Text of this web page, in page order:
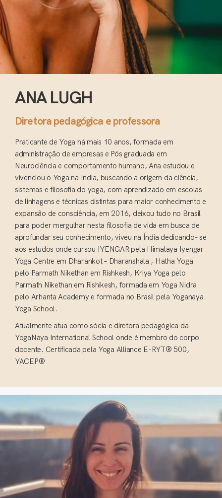
ANA LUGH
Diretora pedagógica e professora
Praticante de Yoga há mais 10 anos, formada em
administração de empresas e Pós graduada em
Neurociência e comportamento humano, Ana estudou e
vivenciou o Yoga na India, buscando a origem da ciência,
sistemas e filosofia do yoga, com aprendizado em escolas
de linhagens e técnicas distintas para maior conhecimento e
expansão de consciência, em 2016, deixou tudo no Brasil
para poder mergulhar nesta filosofia de vida em busca de
aprofundar seu conhecimento, viveu na Índia dedicando- se
aos estudos onde cursou IYENGAR pela Himalaya Iyengar
Yoga Centre em Dharankot – Dharanshala , Hatha Yoga
pelo Parmath Nikethan em Rishkesh, Kriya Yoga pelo
Parmath Nikethan em Rishikesh, formada em Yoga Nidra
pelo Arhanta Academy e formada no Brasil pela Yoganaya
Yoga School.
Atualmente atua como sócia e diretora pedagógica da
YogaNaya International School onde é membro do corpo
docente. Certificada pela Yoga Alliance E-RYT® 500,
YACEP®